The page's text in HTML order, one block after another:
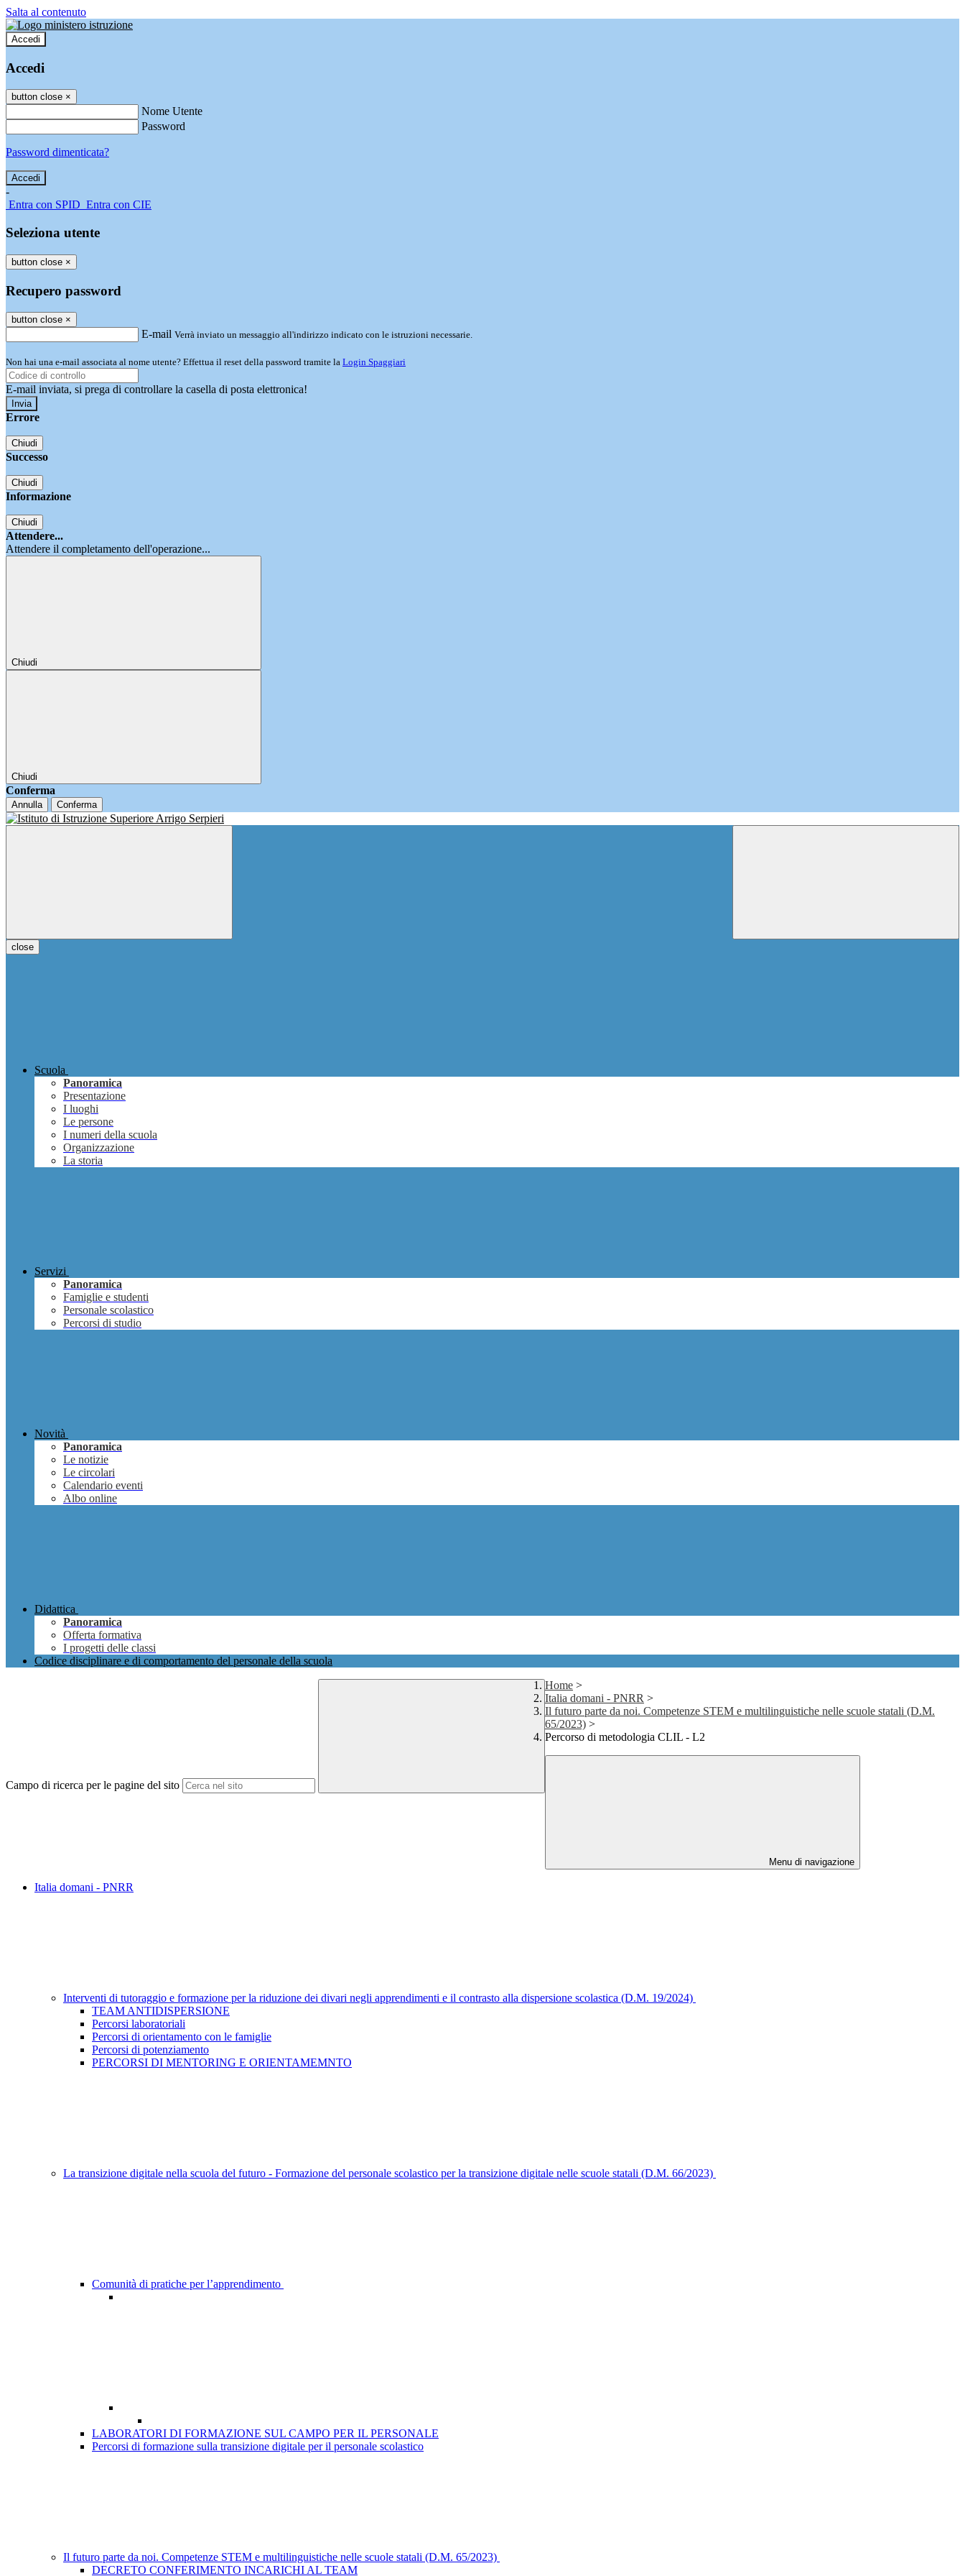
Salta al contenuto
Accedi
Accedi
button close ×
Nome Utente
Password
Password dimenticata?
-
Entra con SPID Entra con CIE
Seleziona utente
button close ×
Recupero password
button close ×
E-mail Verrà inviato un messaggio all'indirizzo indicato con le istruzioni necessarie.
Non hai una e-mail associata al nome utente? Effettua il reset della password tramite la Login Spaggiari
E-mail inviata, si prega di controllare la casella di posta elettronica!
Errore
Chiudi
Successo
Chiudi
Informazione
Chiudi
Attendere...
Attendere il completamento dell'operazione...
Chiudi
Chiudi
Conferma
Annulla Conferma
close
Scuola
Panoramica
Presentazione
I luoghi
Le persone
I numeri della scuola
Organizzazione
La storia
Servizi
Panoramica
Famiglie e studenti
Personale scolastico
Percorsi di studio
Novità
Panoramica
Le notizie
Le circolari
Calendario eventi
Albo online
Didattica
Panoramica
Offerta formativa
I progetti delle classi
Codice disciplinare e di comportamento del personale della scuola
Campo di ricerca per le pagine del sito
Home >
Italia domani - PNRR >
Il futuro parte da noi. Competenze STEM e multilinguistiche nelle scuole statali (D.M.
65/2023) >
Percorso di metodologia CLIL - L2
Menu di navigazione
Italia domani - PNRR
Interventi di tutoraggio e formazione per la riduzione dei divari negli apprendimenti e il contrasto alla dispersione scolastica (D.M. 19/2024)
TEAM ANTIDISPERSIONE
Percorsi laboratoriali
Percorsi di orientamento con le famiglie
Percorsi di potenziamento
PERCORSI DI MENTORING E ORIENTAMEMNTO
La transizione digitale nella scuola del futuro - Formazione del personale scolastico per la transizione digitale nelle scuole statali (D.M. 66/2023)
Comunità di pratiche per l’apprendimento
LABORATORI DI FORMAZIONE SUL CAMPO PER IL PERSONALE
Percorsi di formazione sulla transizione digitale per il personale scolastico
Il futuro parte da noi. Competenze STEM e multilinguistiche nelle scuole statali (D.M. 65/2023)
DECRETO CONFERIMENTO INCARICHI AL TEAM